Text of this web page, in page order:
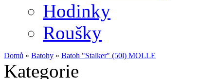
Hodinky
Roušky
Domů » Batohy » Batoh "Stalker" (50l) MOLLE
Kategorie